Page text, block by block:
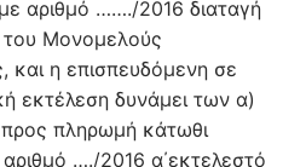
αριθμό ……./2016 διαταγή
Μονομελούς
και η επισπευδόμενη σε
εκτέλεση δυνάμει των α)
πληρωμή κάτωθι
…./2016 α΄εκτελεστό